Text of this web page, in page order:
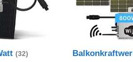
(32)